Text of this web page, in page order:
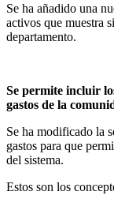
Se ha añadido una
activos que muestra
departamento.
Se permite incluir
gastos de la
Se ha modificado la
gastos para que
del sistema.
Estos son los